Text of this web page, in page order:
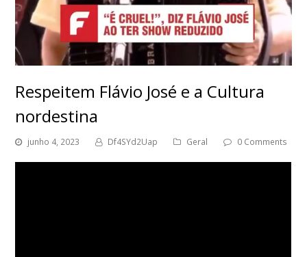
Respeitem Flávio José e a Cultura
nordestina
junho 4, 2023 Df4SYd2Uap Geral 0 Comments